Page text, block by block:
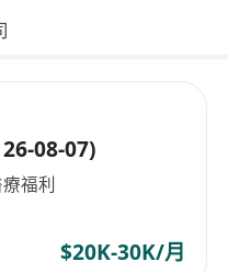
08-07)
福利
$20K-30K/月